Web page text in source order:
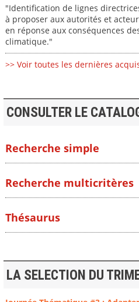
"Identification de lignes
à proposer aux autorités et
en réponse aux conséquences
climatique."
>> Voir toutes les dernières
CONSULTER LE
Recherche simple
Recherche multicritères
Thésaurus
LA SELECTION DU